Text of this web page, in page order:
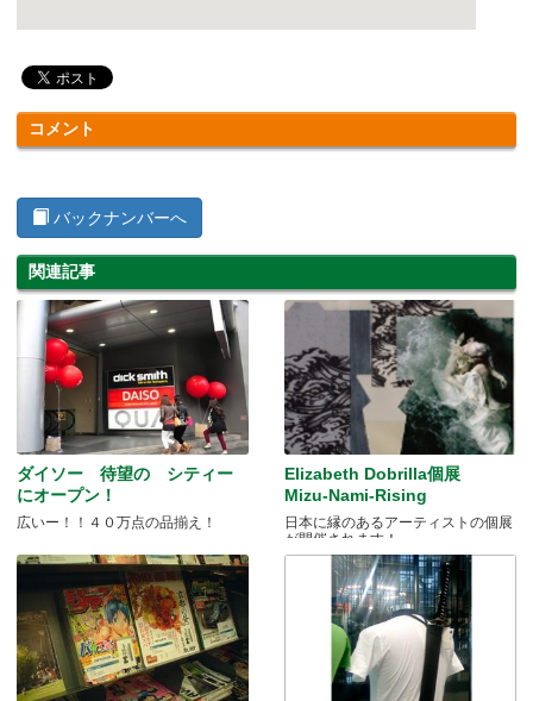
コメント
バックナンバーへ
関連記事
ダイソー 待望の シティー
にオープン！
広いー！！４０万点の品揃え！
Elizabeth Dobrilla個展
Mizu-Nami-Rising
日本に縁のあるアーティストの個展
が開催されます！